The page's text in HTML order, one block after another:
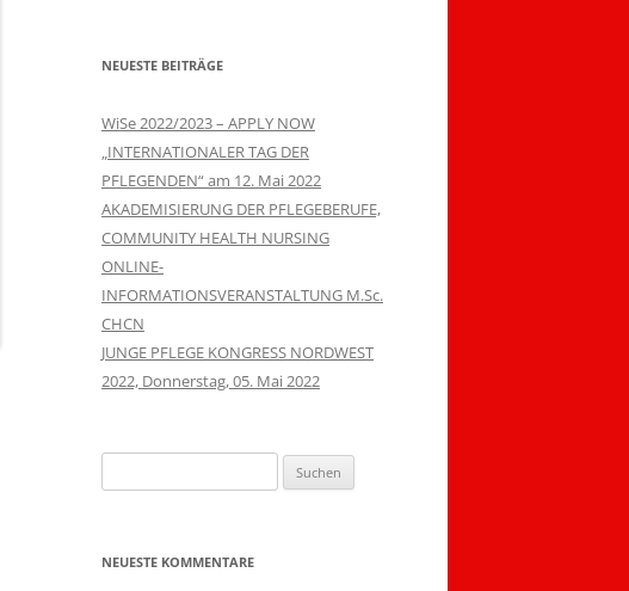
NEUESTE BEITRÄGE
WiSe 2022/2023 – APPLY NOW
„INTERNATIONALER TAG DER
PFLEGENDEN“ am 12. Mai 2022
AKADEMISIERUNG DER PFLEGEBERUFE,
COMMUNITY HEALTH NURSING
ONLINE-
INFORMATIONSVERANSTALTUNG M.Sc.
CHCN
JUNGE PFLEGE KONGRESS NORDWEST
2022, Donnerstag, 05. Mai 2022
nach:
NEUESTE KOMMENTARE